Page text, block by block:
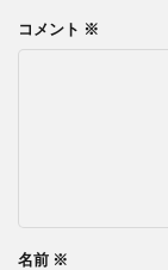
コメント ※
名前 ※